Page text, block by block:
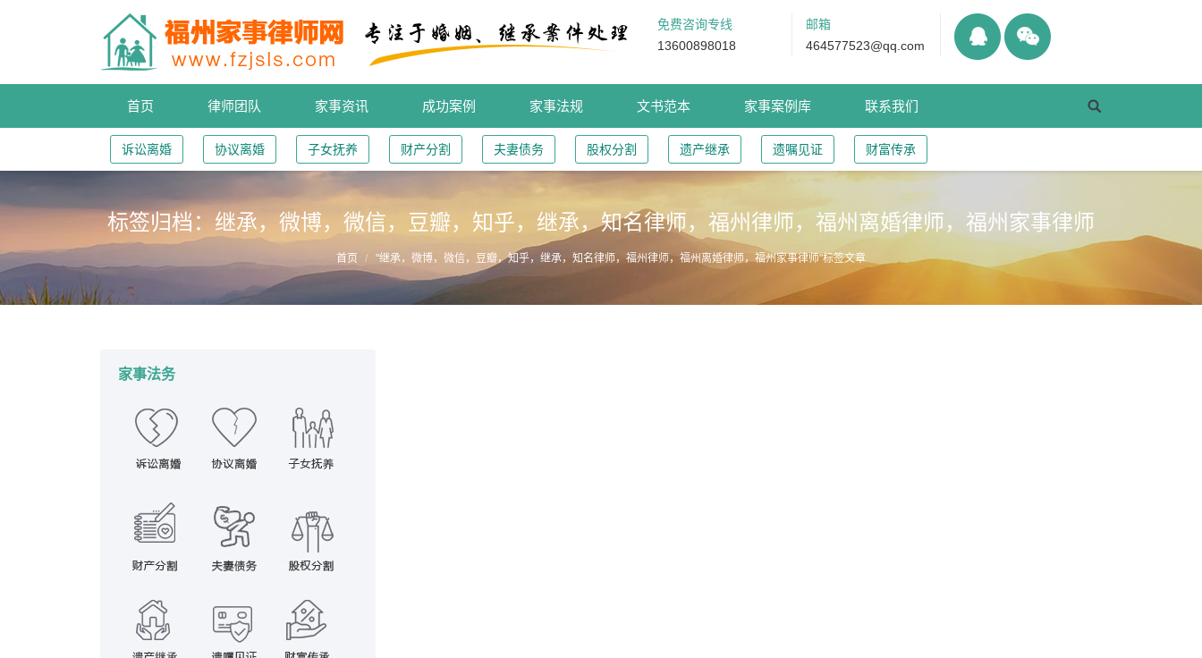
免费咨询专线
13600898018
邮箱
464577523@qq.com
首页 律师团队 家事资讯 成功案例 家事法规 文书范本 家事案例库 联系我们
诉讼离婚 协议离婚 子女抚养 财产分割 夫妻债务 股权分割 遗产继承 遗嘱见证 财富传承
标签归档： 继承，微博，微信，豆瓣，知乎，继承，知名律师，福州律师，福州离婚律师，福州家事律师
首页 "继承，微博，微信，豆瓣，知乎，继承，知名律师，福州律师，福州离婚律师，福州家事律师"标签文章
家事法务